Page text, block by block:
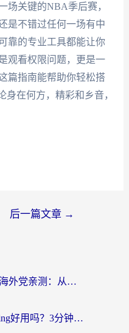
场关键的NBA季后赛，
是不错过任何一场有中
靠的专业工具都能让你
观看权限问题，更是一
篇指南能帮助你轻松搭
身在何方，精彩和乡音，
后一篇文章 →
如何翻墙到中国免费？海外党亲测：从踩坑到选对加速器的全攻略
海外党必看：云极和Bling好用吗？3分钟教你选对回国加速器